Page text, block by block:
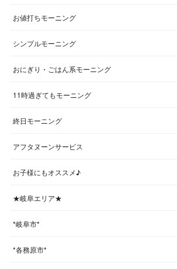
お値打ちモーニング
シンプルモーニング
おにぎり・ごはん系モーニング
11時過ぎてもモーニング
終日モーニング
アフタヌーンサービス
お子様にもオススメ♪
★岐阜エリア★
*岐阜市*
*各務原市*